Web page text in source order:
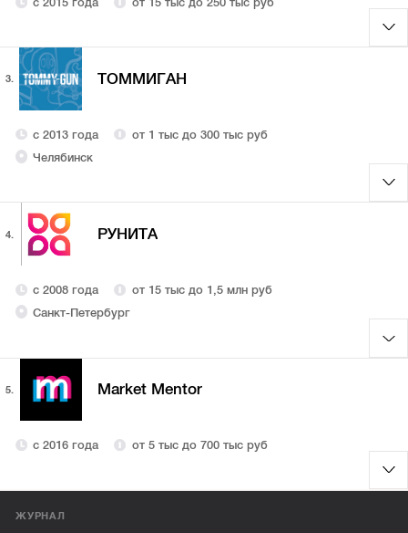
3. ТОММИГАН
с 2013 года
от 1 тыс до 300 тыс руб
Челябинск
4. РУНИТА
с 2008 года
от 15 тыс до 1,5 млн руб
Санкт-Петербург
5. Market Mentor
с 2016 года от 5 тыс до 700 тыс руб
ЖУРНАЛ